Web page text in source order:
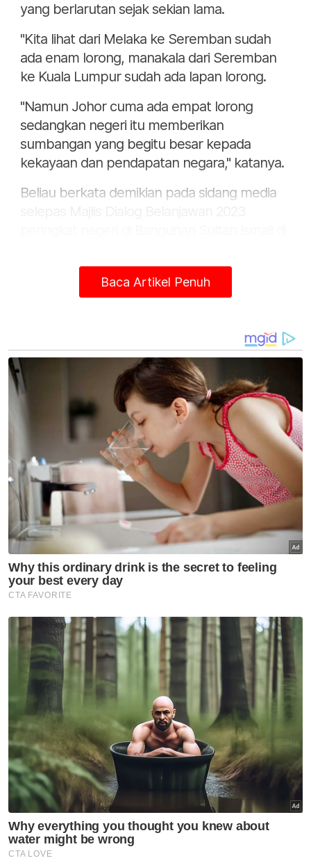
yang berlarutan sejak sekian lama.
"Kita lihat dari Melaka ke Seremban sudah
ada enam lorong, manakala dari Seremban
ke Kuala Lumpur sudah ada lapan lorong.
"Namun Johor cuma ada empat lorong
sedangkan negeri itu memberikan
sumbangan yang begitu besar kepada
kekayaan dan pendapatan negara," katanya.
Beliau berkata demikian pada sidang media
Ahmad (tiga dari kiri) pada Majlis Dialog Belanjawan 2023
peringkat negeri di Bangunan Sultan Ismail pada Isnin.
Sebelum ini, kerajaan Johor dilaporkan
berulang kali memohon supaya laluan
Lebuhraya PLUS antara Yong Peng ke
Skudai dinaik taraf kepada enam lorong
berikutan kesesakan yang sering dialami
Baca Artikel Penuh